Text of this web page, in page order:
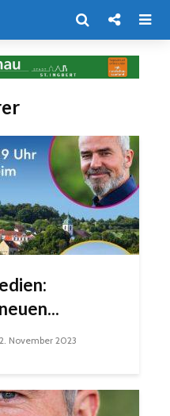
November 2023